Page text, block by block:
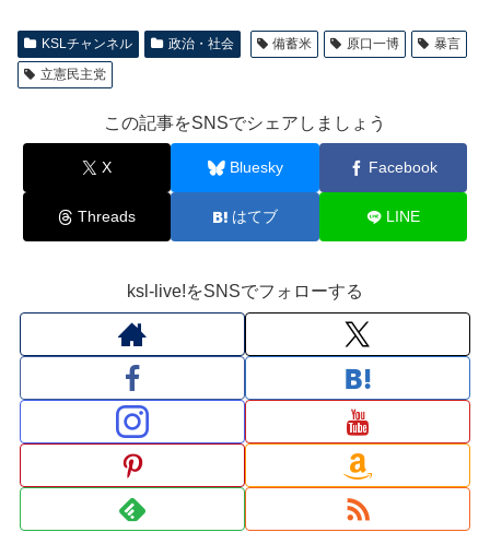
KSLチャンネル 政治・社会 備蓄米 原口一博
暴言
立憲民主党
この記事をSNSでシェアしましょう
X Bluesky Facebook
Threads はてブ LINE
ksl-live!をSNSでフォローする